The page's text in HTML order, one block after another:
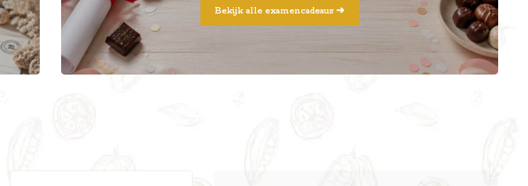
Bekijk alle examencadeaus ➔